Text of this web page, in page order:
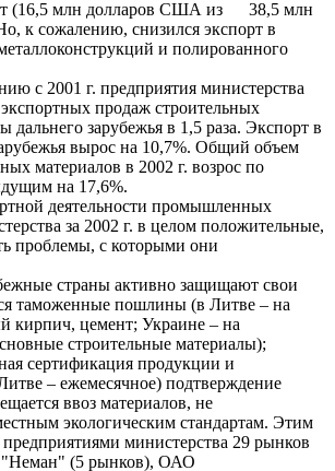
(16,5 млн долларов США из 38,5 млн
к сожалению, снизился экспорт в
и полированного
с 2001 г. предприятия министерства
продаж строительных
дальнего зарубежья в 1,5 раза. Экспорт в
вырос на 10,7%. Общий объем
материалов в 2002 г. возрос по
на 17,6%.
деятельности промышленных
за 2002 г. в целом положительные,
проблемы, с которыми они
страны активно защищают свои
таможенные пошлины (в Литве – на
кирпич, цемент; Украине – на
строительные материалы);
сертификация продукции и
– ежемесячное) подтверждение
ввоз материалов, не
экологическим стандартам. Этим
предприятиями министерства 29 рынков
"Неман" (5 рынков), ОАО